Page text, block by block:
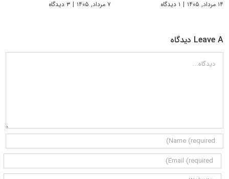
۱۴ مرداد, ۱۴۰۵ | ۱ دیدگاه ۷ مرداد, ۱۴۰۵ | ۳ دیدگاه
Leave A دیدگاه
دیدگاه